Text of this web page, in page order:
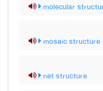
molecular
mosaic structure
net structure